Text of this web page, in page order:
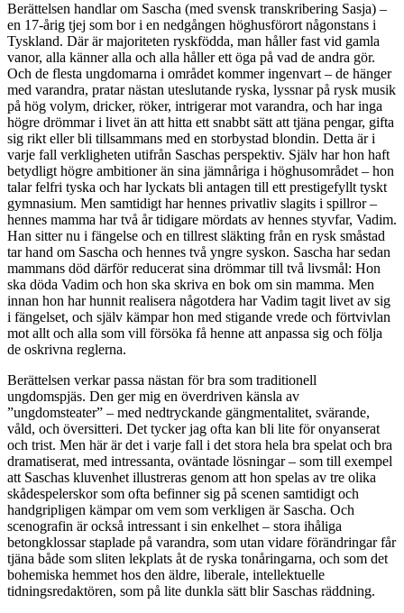
Berättelsen handlar om Sascha (med svensk transkribering Sasja) –
en 17-årig tjej som bor i en nedgången höghusförort någonstans i
Tyskland. Där är majoriteten ryskfödda, man håller fast vid gamla
vanor, alla känner alla och alla håller ett öga på vad de andra gör.
Och de flesta ungdomarna i området kommer ingenvart – de hänger
med varandra, pratar nästan uteslutande ryska, lyssnar på rysk musik
på hög volym, dricker, röker, intrigerar mot varandra, och har inga
högre drömmar i livet än att hitta ett snabbt sätt att tjäna pengar, gifta
sig rikt eller bli tillsammans med en storbystad blondin. Detta är i
varje fall verkligheten utifrån Saschas perspektiv. Själv har hon haft
betydligt högre ambitioner än sina jämnåriga i höghusområdet – hon
talar felfri tyska och har lyckats bli antagen till ett prestigefyllt tyskt
gymnasium. Men samtidigt har hennes privatliv slagits i spillror –
hennes mamma har två år tidigare mördats av hennes styvfar, Vadim.
Han sitter nu i fängelse och en tillrest släkting från en rysk småstad
tar hand om Sascha och hennes två yngre syskon. Sascha har sedan
mammans död därför reducerat sina drömmar till två livsmål: Hon
ska döda Vadim och hon ska skriva en bok om sin mamma. Men
innan hon har hunnit realisera någotdera har Vadim tagit livet av sig
i fängelset, och själv kämpar hon med stigande vrede och förtvivlan
mot allt och alla som vill försöka få henne att anpassa sig och följa
de oskrivna reglerna.
Berättelsen verkar passa nästan för bra som traditionell
ungdomspjäs. Den ger mig en överdriven känsla av
”ungdomsteater” – med nedtryckande gängmentalitet, svärande,
våld, och översitteri. Det tycker jag ofta kan bli lite för onyanserat
och trist. Men här är det i varje fall i det stora hela bra spelat och bra
dramatiserat, med intressanta, oväntade lösningar – som till exempel
att Saschas kluvenhet illustreras genom att hon spelas av tre olika
skådespelerskor som ofta befinner sig på scenen samtidigt och
handgripligen kämpar om vem som verkligen är Sascha. Och
scenografin är också intressant i sin enkelhet – stora ihåliga
betongklossar staplade på varandra, som utan vidare förändringar får
tjäna både som sliten lekplats åt de ryska tonåringarna, och som det
bohemiska hemmet hos den äldre, liberale, intellektuelle
tidningsredaktören, som på lite dunkla sätt blir Saschas räddning.